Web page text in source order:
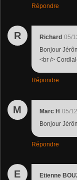
Répondre
R Richard 05/
Bonjour
<br />
Répondre
M Marc H 05/
Bonjour
Répondre
E Etienne